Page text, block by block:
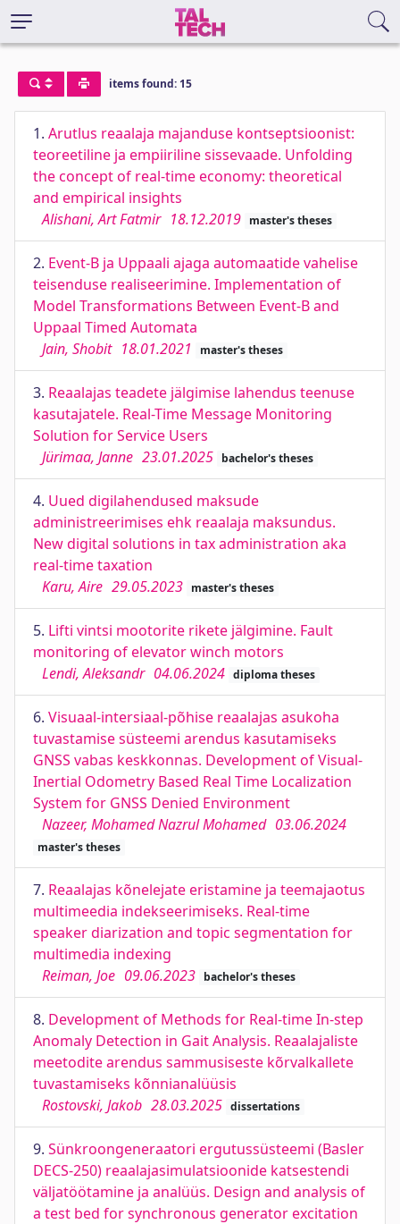
items found: 15
1. Arutlus reaalaja majanduse kontseptsioonist:
teoreetiline ja empiiriline sissevaade. Unfolding
the concept of real-time economy: theoretical
and empirical insights
Alishani, Art Fatmir 18.12.2019 master's theses
2. Event-B ja Uppaali ajaga automaatide vahelise
teisenduse realiseerimine. Implementation of
Model Transformations Between Event-B and
Uppaal Timed Automata
Jain, Shobit 18.01.2021 master's theses
3. Reaalajas teadete jälgimise lahendus teenuse
kasutajatele. Real-Time Message Monitoring
Solution for Service Users
Jürimaa, Janne 23.01.2025 bachelor's theses
4. Uued digilahendused maksude
administreerimises ehk reaalaja maksundus.
New digital solutions in tax administration aka
real-time taxation
Karu, Aire 29.05.2023 master's theses
5. Lifti vintsi mootorite rikete jälgimine. Fault
monitoring of elevator winch motors
Lendi, Aleksandr 04.06.2024 diploma theses
6. Visuaal-intersiaal-põhise reaalajas asukoha
tuvastamise süsteemi arendus kasutamiseks
GNSS vabas keskkonnas. Development of Visual-
Inertial Odometry Based Real Time Localization
System for GNSS Denied Environment
Nazeer, Mohamed Nazrul Mohamed 03.06.2024
master's theses
7. Reaalajas kõnelejate eristamine ja teemajaotus
multimeedia indekseerimiseks. Real-time
speaker diarization and topic segmentation for
multimedia indexing
Reiman, Joe 09.06.2023 bachelor's theses
8. Development of Methods for Real-time In-step
Anomaly Detection in Gait Analysis. Reaalajaliste
meetodite arendus sammusiseste kõrvalkallete
tuvastamiseks kõnnianalüüsis
Rostovski, Jakob 28.03.2025 dissertations
9. Sünkroongeneraatori ergutussüsteemi (Basler
DECS-250) reaalajasimulatsioonide katsestendi
väljatöötamine ja analüüs. Design and analysis of
a test bed for synchronous generator excitation